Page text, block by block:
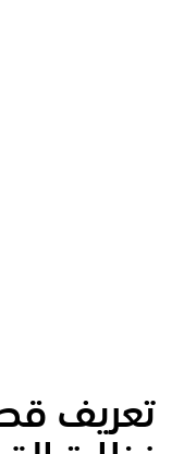
تعريف